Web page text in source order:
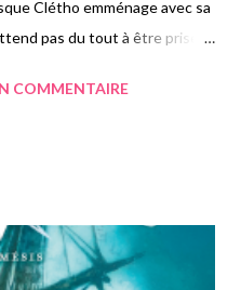
Clétho emménage avec sa
pas du tout à être prise à
du goût de l’un d’eux. Akim
entre eux, parce qu’il ne peut
Mon avis : Voici le second
COMMENTAIRE